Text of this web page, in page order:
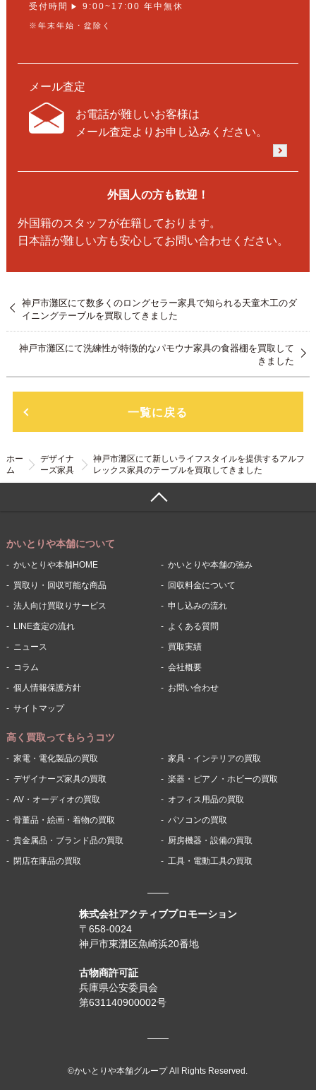
受付時間 ▶ 9:00~17:00 年中無休
※年末年始・盆除く
メール査定
お電話が難しいお客様は
メール査定よりお申し込みください。
外国人の方も歓迎！
外国籍のスタッフが在籍しております。
日本語が難しい方も安心してお問い合わせください。
神戸市灘区にて数多くのロングセラー家具で知られる天童木工のダ
イニングテーブルを買取してきました
神戸市灘区にて洗練性が特徴的なパモウナ家具の食器棚を買取して
きました
一覧に戻る
ホー
ム
デザイナ
ーズ家具
神戸市灘区にて新しいライフスタイルを提供するアルフ
レックス家具のテーブルを買取してきました
株式会社アクティブプロモーション
〒658-0024
神戸市東灘区魚崎浜20番地
古物商許可証
兵庫県公安委員会
第631140900002号
かいとりや本舗について
かいとりや本舗HOME かいとりや本舗の強み
買取り・回収可能な商品 回収料金について
法人向け買取りサービス 申し込みの流れ
LINE査定の流れ よくある質問
ニュース 買取実績
コラム 会社概要
個人情報保護方針 お問い合わせ
サイトマップ
高く買取ってもらうコツ
家電・電化製品の買取 家具・インテリアの買取
デザイナーズ家具の買取 楽器・ピアノ・ホビーの買取
AV・オーディオの買取 オフィス用品の買取
骨董品・絵画・着物の買取 パソコンの買取
貴金属品・ブランド品の買取 厨房機器・設備の買取
閉店在庫品の買取 工具・電動工具の買取
©かいとりや本舗グループ All Rights Reserved.